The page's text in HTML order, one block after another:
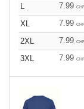
L
7.99 CHF
XL
7.99 CHF
2XL
7.99 CHF
3XL
7.99 CHF